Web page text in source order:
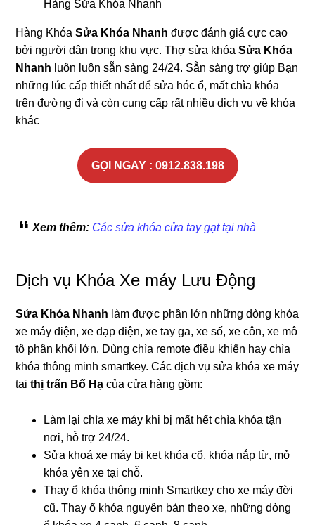
Hàng Sửa Khóa Nhanh
Hàng KhóaSửa Khóa Nhanh được đánh giá cực cao
bởi người dân trong khu vực. Thợ sửa khóaSửa Khóa
Nhanh luôn luôn sẵn sàng 24/24. Sẵn sàng trợ giúp Bạn
những lúc cấp thiết nhất để sửa hóc ổ, mất chìa khóa
trên đường đi và còn cung cấp rất nhiều dịch vụ về khóa
khác
GỌI NGAY : 0912.838.198
Xem thêm: Các sửa khóa cửa tay gạt tại nhà
Dịch vụ Khóa Xe máy Lưu Động
Sửa Khóa Nhanh làm được phần lớn những dòng khóa
xe máy điện, xe đạp điện, xe tay ga, xe số, xe côn, xe mô
tô phân khối lớn. Dùng chìa remote điều khiển hay chìa
khóa thông minh smartkey. Các dịch vụ sửa khóa xe máy
tạithị trấn Bố Hạcủa cửa hàng gồm:
Làm lại chìa xe máy khi bị mất hết chìa khóa tận
nơi, hỗ trợ 24/24.
Sửa khoá xe máy bị kẹt khóa cổ, khóa nắp từ, mở
khóa yên xe tại chỗ.
Thay ổ khóa thông minh Smartkey cho xe máy đời
cũ. Thay ổ khóa nguyên bản theo xe, những dòng